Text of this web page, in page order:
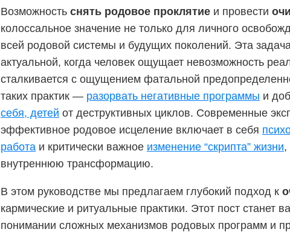
Возможность снять родовое проклятие и провести
колоссальное значение не только для личного
всей родовой системы и будущих поколений. Эта
актуальной, когда человек ощущает невозможность
сталкивается с ощущением фатальной
таких практик — разорвать негативные программы и
себя, детей от деструктивных циклов. Современные
эффективное родовое исцеление включает в себя
работа и критически важное изменение “скрипта” жизни,
внутреннюю трансформацию.
В этом руководстве мы предлагаем глубокий подход к
кармические и ритуальные практики. Этот пост станет
понимании сложных механизмов родовых программ и